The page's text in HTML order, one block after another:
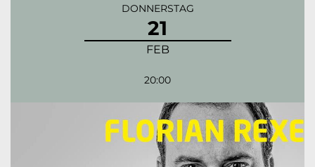
DONNERSTAG
21
FEB
20:00